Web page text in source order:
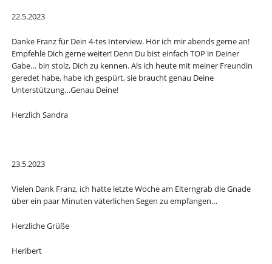
22.5.2023
Danke Franz für Dein 4-tes Interview. Hör ich mir abends gerne an!
Empfehle Dich gerne weiter! Denn Du bist einfach TOP in Deiner
Gabe… bin stolz, Dich zu kennen. Als ich heute mit meiner Freundin
geredet habe, habe ich gespürt, sie braucht genau Deine
Unterstützung…Genau Deine!
Herzlich Sandra
23.5.2023
Vielen Dank Franz, ich hatte letzte Woche am Elterngrab die Gnade
über ein paar Minuten väterlichen Segen zu empfangen…
Herzliche Grüße
Heribert